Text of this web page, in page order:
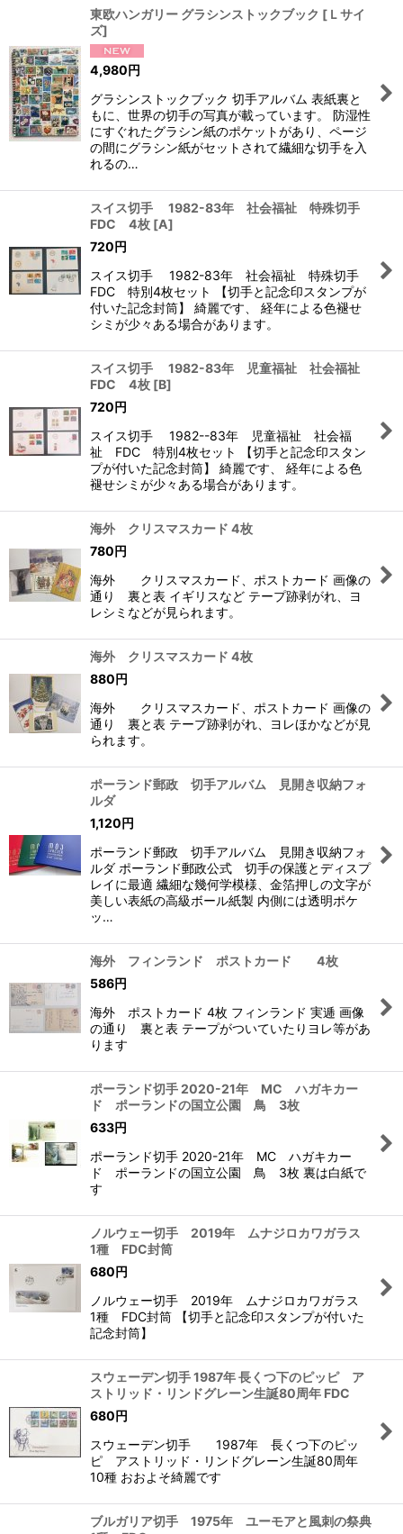
東欧ハンガリー グラシンストックブック [ Ｌサイ
ズ]
4,980円
グラシンストックブック 切手アルバム 表紙裏と
もに、世界の切手の写真が載っています。 防湿性
にすぐれたグラシン紙のポケットがあり、ページ
の間にグラシン紙がセットされて繊細な切手を入
れるの…
スイス切手 1982-83年 社会福祉 特殊切手
FDC 4枚 [A]
720円
スイス切手 1982-83年 社会福祉 特殊切手
FDC 特別4枚セット 【切手と記念印スタンプが
付いた記念封筒】 綺麗です、 経年による色褪せ
シミが少々ある場合があります。
スイス切手 1982-83年 児童福祉 社会福祉
FDC 4枚 [B]
720円
スイス切手 1982--83年 児童福祉 社会福
祉 FDC 特別4枚セット 【切手と記念印スタン
プが付いた記念封筒】 綺麗です、 経年による色
褪せシミが少々ある場合があります。
海外 クリスマスカード 4枚
780円
海外 クリスマスカード、ポストカード 画像の
通り 裏と表 イギリスなど テープ跡剥がれ、ヨ
レシミなどが見られます。
海外 クリスマスカード 4枚
880円
海外 クリスマスカード、ポストカード 画像の
通り 裏と表 テープ跡剥がれ、ヨレほかなどが見
られます。
ポーランド郵政 切手アルバム 見開き収納フォ
ルダ
1,120円
ポーランド郵政 切手アルバム 見開き収納フォ
ルダ ポーランド郵政公式 切手の保護とディスプ
レイに最適 繊細な幾何学模様、金箔押しの文字が
美しい表紙の高級ボール紙製 内側には透明ポケ
ッ…
海外 フィンランド ポストカード 4枚
586円
海外 ポストカード 4枚 フィンランド 実逓 画像
の通り 裏と表 テープがついていたりヨレ等があ
ります
ポーランド切手 2020-21年 MC ハガキカー
ド ポーランドの国立公園 鳥 3枚
633円
ポーランド切手 2020-21年 MC ハガキカー
ド ポーランドの国立公園 鳥 3枚 裏は白紙で
す
ノルウェー切手 2019年 ムナジロカワガラス
1種 FDC封筒
680円
ノルウェー切手 2019年 ムナジロカワガラス
1種 FDC封筒 【切手と記念印スタンプが付いた
記念封筒】
スウェーデン切手 1987年 長くつ下のピッピ ア
ストリッド・リンドグレーン生誕80周年 FDC
680円
スウェーデン切手 1987年 長くつ下のピッ
ピ アストリッド・リンドグレーン生誕80周年
10種 おおよそ綺麗です
ブルガリア切手 1975年 ユーモアと風刺の祭典